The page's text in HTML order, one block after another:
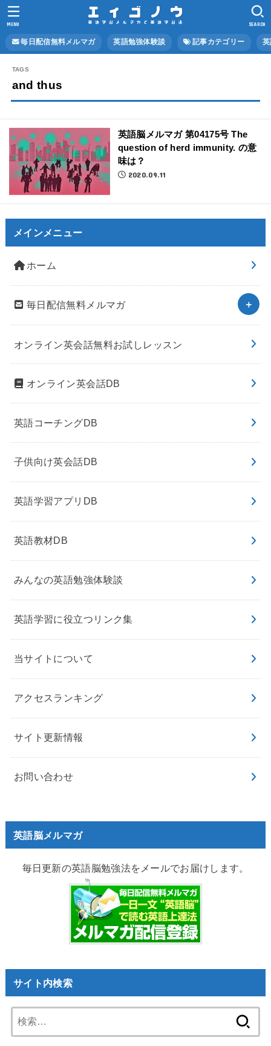
毎日配信無料メルマガ 英語勉強体験談 記事カテゴリー
SEARCH
MENU
and thus
英語脳メルマガ 第04175号 The
question of herd immunity. の意
味は？
2020.09.11
メインメニュー
ホーム
毎日配信無料メルマガ
オンライン英会話無料お試しレッスン
オンライン英会話DB
英語コーチングDB
子供向け英会話DB
英語学習アプリDB
英語教材DB
みんなの英語勉強体験談
英語学習に役立つリンク集
当サイトについて
アクセスランキング
サイト更新情報
お問い合わせ
英語脳メルマガ
毎日更新の英語脳勉強法をメールでお届けします。
サイト内検索
索: